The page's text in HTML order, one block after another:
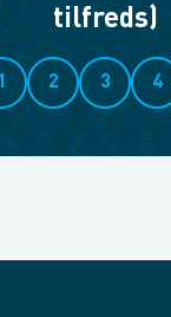
tilfreds)
2 3 4